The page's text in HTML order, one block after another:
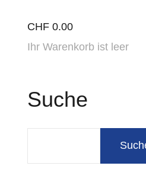
CHF 0.00
Ihr Warenkorb ist leer
Suche